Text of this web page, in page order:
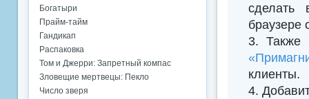
сделать
браузере
3. Также
клиенты.
4.
Богатыри
Прайм-тайм
Гандикап
Распаковка
Том и Джерри: Запретный компас
Зловещие мертвецы: Пекло
Число зверя